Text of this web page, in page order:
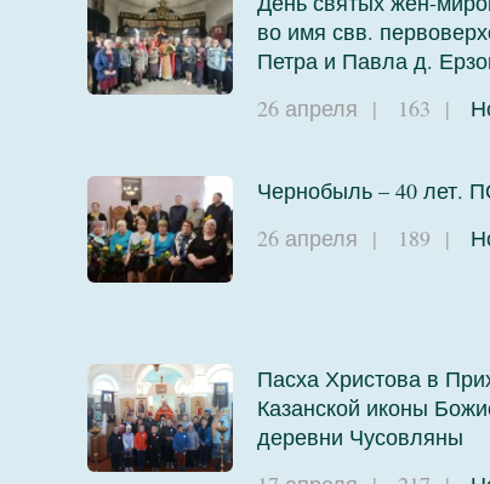
во имя свв.
Петра и Павла д.
26 апреля | 163 |
Чернобыль – 40
26 апреля | 189 |
Пасха Христова в
Казанской иконы
деревни Чусовляны